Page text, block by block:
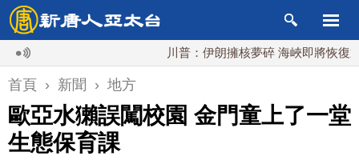
川普：伊朗擁核夢碎 海峽即將恢復通航
首頁 › 新聞 › 地方
歐亞水獺誤闖校園 金門童上了一堂
生態保育課